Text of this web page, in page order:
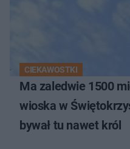
CIEKAWOSTKI
Ma zaledwie 1500
wioska w
bywał tu nawet król